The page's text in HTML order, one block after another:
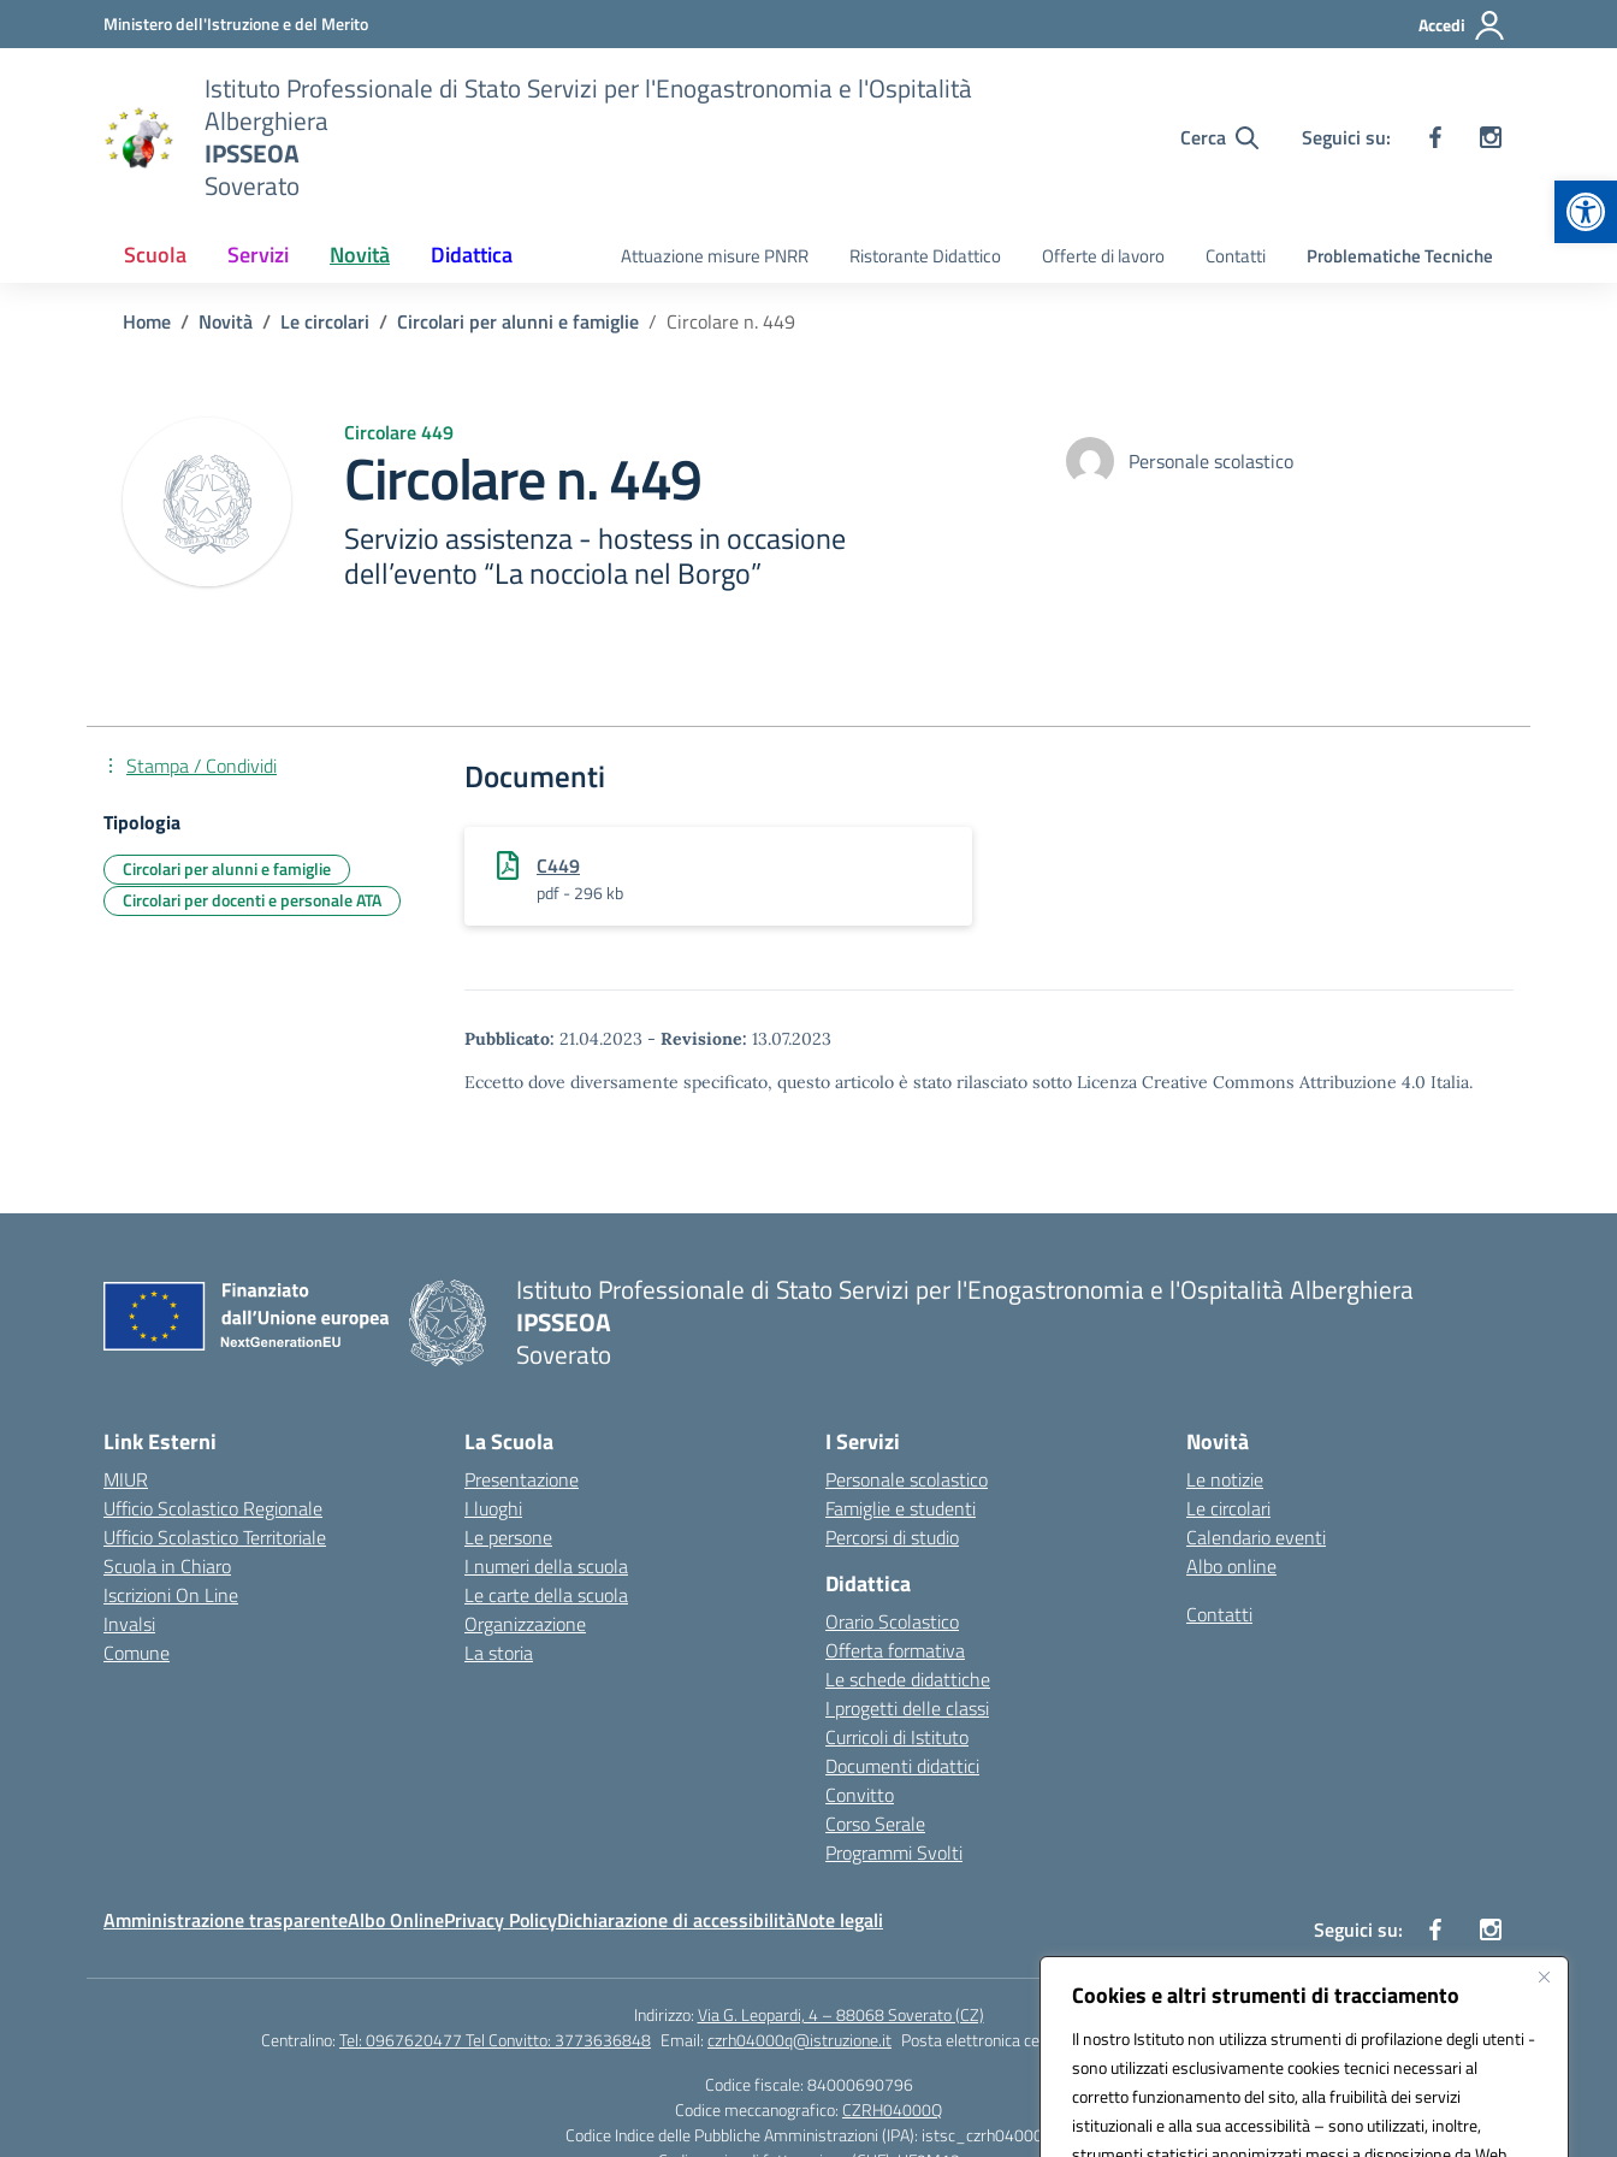
Cookies e altri strumenti di tracciamento
Il nostro Istituto non utilizza strumenti di profilazione degli utenti -
sono utilizzati esclusivamente cookies tecnici necessari al
corretto funzionamento del sito, alla fruibilità dei servizi
istituzionali e alla sua accessibilità – sono utilizzati, inoltre,
Vai ai contenuti
Vai al menu di navigazioneMinistero dell'Istruzione e del Merito Accedi
Istituto Professionale di Stato Servizi per l'Enogastronomia e l'Ospitalità
Alberghiera
IPSSEOA
Soverato
Cerca Seguici su:
Scuola Servizi Novità Didattica Attuazione misure PNRR Ristorante Didattico Offerte di lavoro Contatti Problematiche Tecniche
Home Novità Le circolari Circolari per alunni e famiglie Circolare n. 449
Circolare 449
Circolare n. 449
Servizio assistenza - hostess in occasione
dell’evento “La nocciola nel Borgo”
Personale scolastico
Documenti
C449
pdf - 296 kb
Pubblicato: 21.04.2023 - Revisione: 13.07.2023
Eccetto dove diversamente specificato, questo articolo è stato rilasciato sotto Licenza Creative Commons Attribuzione 4.0 Italia.
Stampa / Condividi
Tipologia
Circolari per alunni e famiglie
Circolari per docenti e personale ATA
Istituto Professionale di Stato Servizi per l'Enogastronomia e l'Ospitalità Alberghiera
IPSSEOA
Soverato
Link Esterni
MIUR
Ufficio Scolastico Regionale
Ufficio Scolastico Territoriale
Scuola in Chiaro
Iscrizioni On Line
Invalsi
Comune
La Scuola
Presentazione
I luoghi
Le persone
I numeri della scuola
Le carte della scuola
Organizzazione
La storia
I Servizi
Personale scolastico
Famiglie e studenti
Percorsi di studio
Didattica
Orario Scolastico
Offerta formativa
Le schede didattiche
I progetti delle classi
Curricoli di Istituto
Documenti didattici
Convitto
Corso Serale
Programmi Svolti
Novità
Le notizie
Le circolari
Calendario eventi
Albo online
Contatti
Amministrazione trasparenteAlbo OnlinePrivacy PolicyDichiarazione di accessibilitàNote legali Seguici su:
Indirizzo:Via G. Leopardi, 4 – 88068 Soverato (CZ)
Centralino:Tel: 0967620477 Tel Convitto: 3773636848 Email:czrh04000q@istruzione.it Posta elettronica certificata (PEC):czrh04000q@pec.istruzione.it
Codice fiscale: 84000690796
Codice meccanografico: CZRH04000Q
Codice Indice delle Pubbliche Amministrazioni (IPA): istsc_czrh04000q